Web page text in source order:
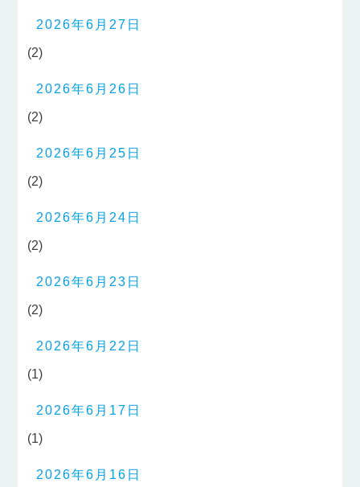
2026年6月27日
(2)
2026年6月26日
(2)
2026年6月25日
(2)
2026年6月24日
(2)
2026年6月23日
(2)
2026年6月22日
(1)
2026年6月17日
(1)
2026年6月16日